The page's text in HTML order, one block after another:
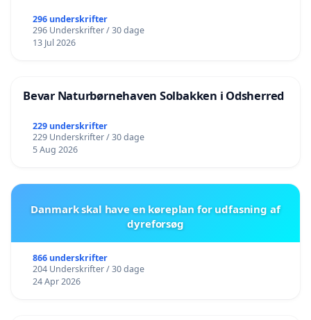
296 underskrifter
296 Underskrifter / 30 dage
13 Jul 2026
Bevar Naturbørnehaven Solbakken i Odsherred
229 underskrifter
229 Underskrifter / 30 dage
5 Aug 2026
Danmark skal have en køreplan for udfasning af
dyreforsøg
866 underskrifter
204 Underskrifter / 30 dage
24 Apr 2026